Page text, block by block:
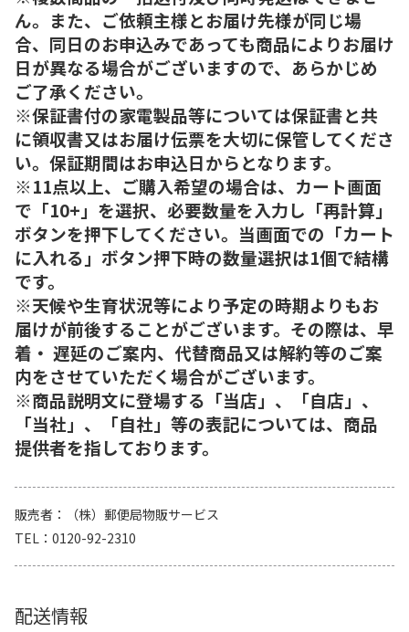
ん。また、ご依頼主様とお届け先様が同じ場
合、同日のお申込みであっても商品によりお届け
日が異なる場合がございますので、あらかじめ
ご了承ください。
※保証書付の家電製品等については保証書と共
に領収書又はお届け伝票を大切に保管してくださ
い。保証期間はお申込日からとなります。
※11点以上、ご購入希望の場合は、カート画面
で「10+」を選択、必要数量を入力し「再計算」
ボタンを押下してください。当画面での「カート
に入れる」ボタン押下時の数量選択は1個で結構
です。
※天候や生育状況等により予定の時期よりもお
届けが前後することがございます。その際は、早
着・ 遅延のご案内、代替商品又は解約等のご案
内をさせていただく場合がございます。
※商品説明文に登場する「当店」、「自店」、
「当社」、「自社」等の表記については、商品
提供者を指しております。
販売者
（株）郵便局物販サービス
TEL
0120-92-2310
配送情報